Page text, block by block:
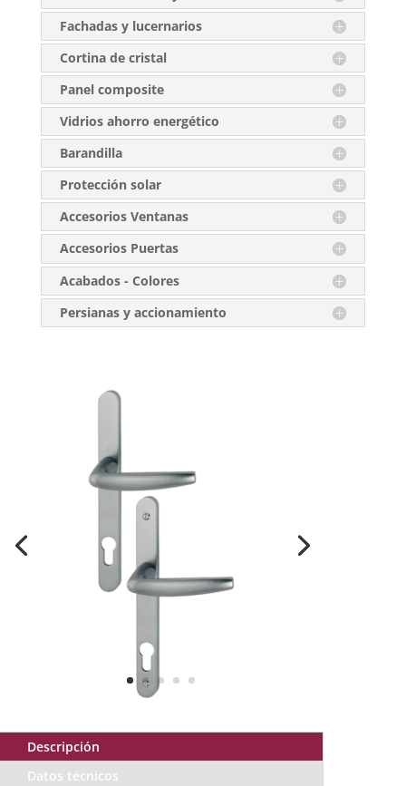
Fachadas y lucernarios
Cortina de cristal
Panel composite
Vidrios ahorro energético
Barandilla
Protección solar
Accesorios Ventanas
Accesorios Puertas
Acabados - Colores
Persianas y accionamiento
Descripción
Datos técnicos